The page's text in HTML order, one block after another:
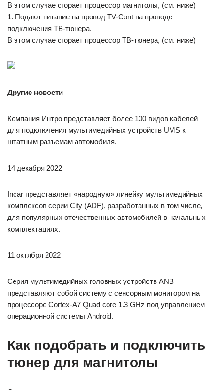
В этом случае сгорает процессор магнитолы, (см. ниже)
1. Подают питание на провод TV-Cont на проводе
подключения ТВ-тюнера.
В этом случае сгорает процессор ТВ-тюнера, (см. ниже)
Другие новости
Компания Интро представляет более 100 видов кабелей
для подключения мультимедийных устройств UMS к
штатным разъемам автомобиля.
14 декабря 2022
Incar представляет «народную» линейку мультимедийных
комплексов серии City (ADF), разработанных в том числе,
для популярных отечественных автомобилей в начальных
комплектациях.
11 октября 2022
Серия мультимедийных головных устройств ANB
представляют собой систему с сенсорным монитором на
процессоре Cortex-A7 Quad core 1.3 GHz под управлением
операционной системы Android.
Как подобрать и подключить
тюнер для магнитолы